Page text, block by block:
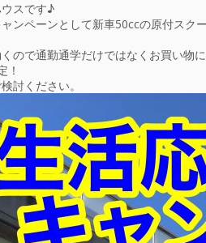
スです♪
ンペーンとして新車50ccの原付スク
ので通勤通学だけではなくお買い物
！
討ください。